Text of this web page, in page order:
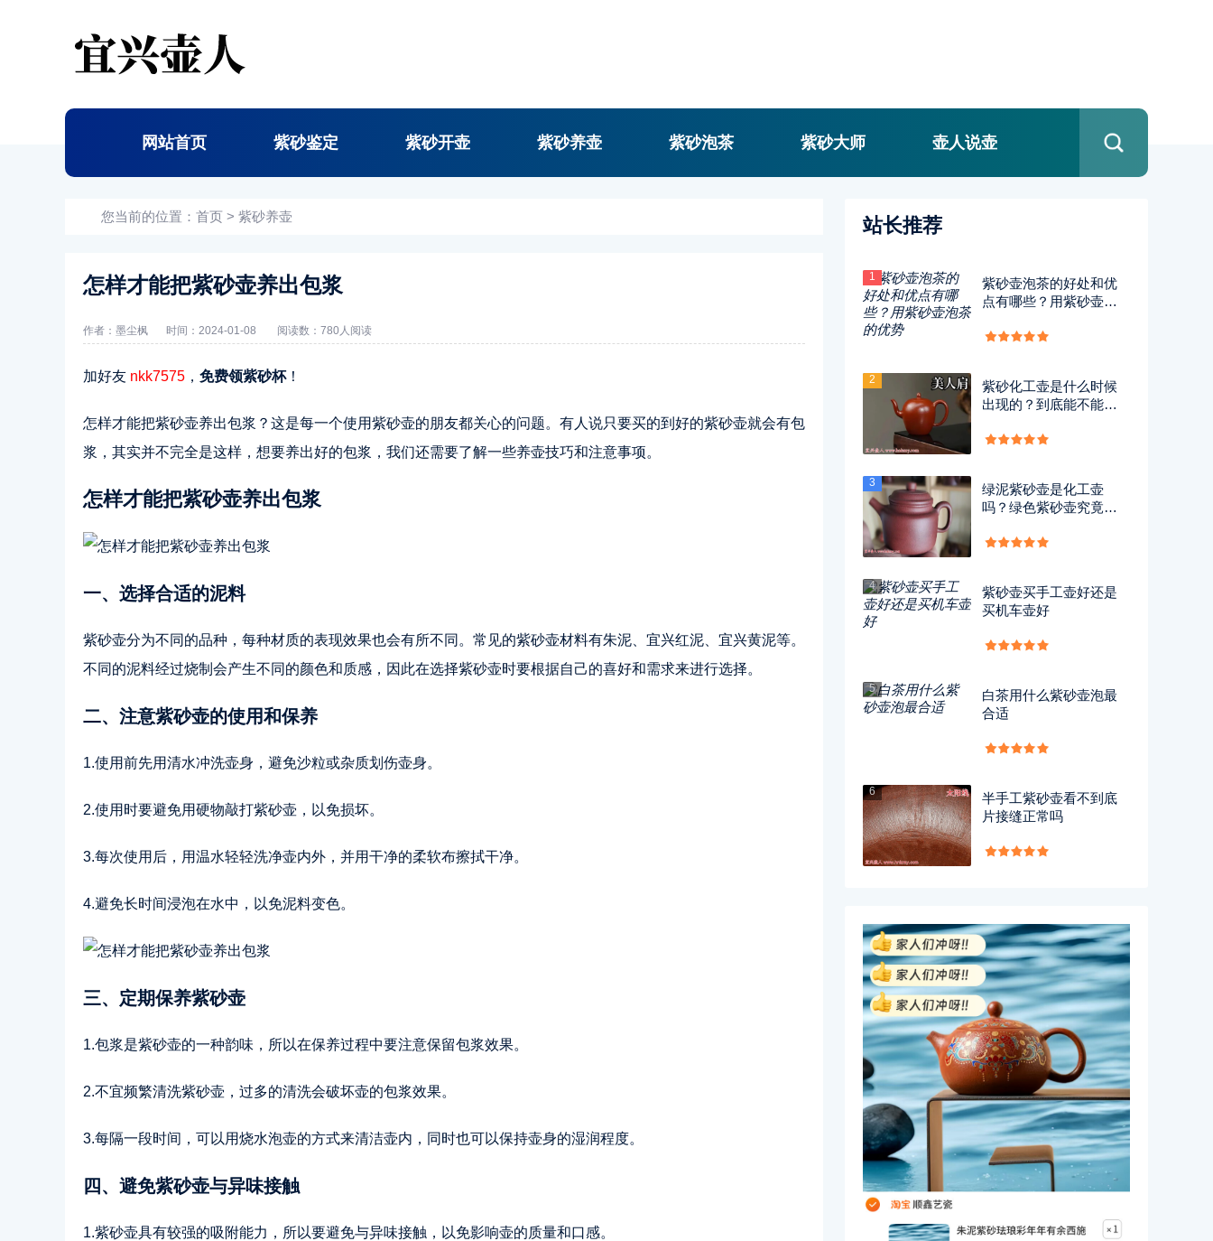
网站首页 紫砂鉴定 紫砂开壶 紫砂养壶 紫砂泡茶 紫砂大师 壶人说壶
您当前的位置： 首页 > 紫砂养壶
怎样才能把紫砂壶养出包浆
作者：墨尘枫 时间：2024-01-08 阅读数： 780人阅读
加好友 nkk7575 ， 免费领紫砂杯！
怎样才能把紫砂壶养出包浆？这是每一个使用紫砂壶的朋友都关心的问题。有人说只要买的到好的紫砂壶就会有包
浆，其实并不完全是这样，想要养出好的包浆，我们还需要了解一些养壶技巧和注意事项。
怎样才能把紫砂壶养出包浆
一、选择合适的泥料
紫砂壶分为不同的品种，每种材质的表现效果也会有所不同。常见的紫砂壶材料有朱泥、宜兴红泥、宜兴黄泥等。
不同的泥料经过烧制会产生不同的颜色和质感，因此在选择紫砂壶时要根据自己的喜好和需求来进行选择。
二、注意紫砂壶的使用和保养
1.使用前先用清水冲洗壶身，避免沙粒或杂质划伤壶身。
2.使用时要避免用硬物敲打紫砂壶，以免损坏。
3.每次使用后，用温水轻轻洗净壶内外，并用干净的柔软布擦拭干净。
4.避免长时间浸泡在水中，以免泥料变色。
三、定期保养紫砂壶
1.包浆是紫砂壶的一种韵味，所以在保养过程中要注意保留包浆效果。
2.不宜频繁清洗紫砂壶，过多的清洗会破坏壶的包浆效果。
3.每隔一段时间，可以用烧水泡壶的方式来清洁壶内，同时也可以保持壶身的湿润程度。
四、避免紫砂壶与异味接触
1.紫砂壶具有较强的吸附能力，所以要避免与异味接触，以免影响壶的质量和口感。
站长推荐
1
紫砂壶泡茶的好处和优
点有哪些？用紫砂壶泡
2
紫砂化工壶是什么时候
出现的？到底能不能
3
绿泥紫砂壶是化工壶
吗？绿色紫砂壶究竟有
4
紫砂壶买手工壶好还是
买机车壶好
5
白茶用什么紫砂壶泡最
合适
6
半手工紫砂壶看不到底
片接缝正常吗